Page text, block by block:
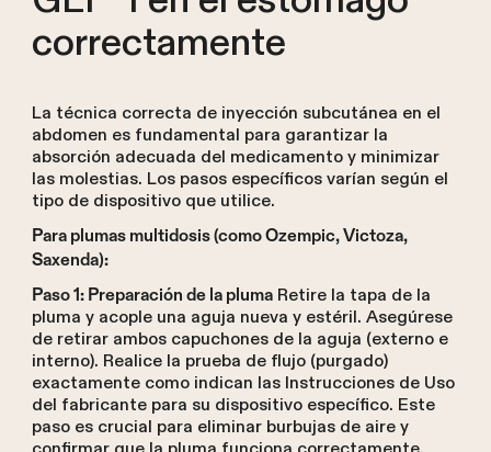
correctamente
La técnica correcta de inyección subcutánea en el
abdomen es fundamental para garantizar la
absorción adecuada del medicamento y minimizar
las molestias. Los pasos específicos varían según el
tipo de dispositivo que utilice.
Para plumas multidosis (como Ozempic, Victoza,
Saxenda):
Paso 1: Preparación de la plumaRetire la tapa de la
pluma y acople una aguja nueva y estéril. Asegúrese
de retirar ambos capuchones de la aguja (externo e
interno). Realice la prueba de flujo (purgado)
exactamente como indican las Instrucciones de Uso
del fabricante para su dispositivo específico. Este
paso es crucial para eliminar burbujas de aire y